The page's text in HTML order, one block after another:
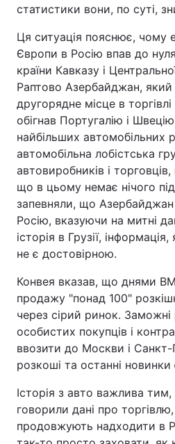
статистики вони, по суті,
Ця ситуація пояснює, чому
Європи в Росію впав до
країни Кавказу і
Раптово Азербайджан, який
другорядне місце в
обігнав Португалію і
найбільших автомобільних
автомобільна лобістська
автовиробників і
що в цьому немає нічого
запевняли, що Азербайджан
Росію, вказуючи на митні
історія в Грузії,
не є достовірною.
Конвея вказав, що днями
продажу "понад 100"
через сірий ринок.
особистих покупців і
ввозити до Москви і
розкоші та останні
Історія з авто важлива
говорили дані про
продовжують надходити в